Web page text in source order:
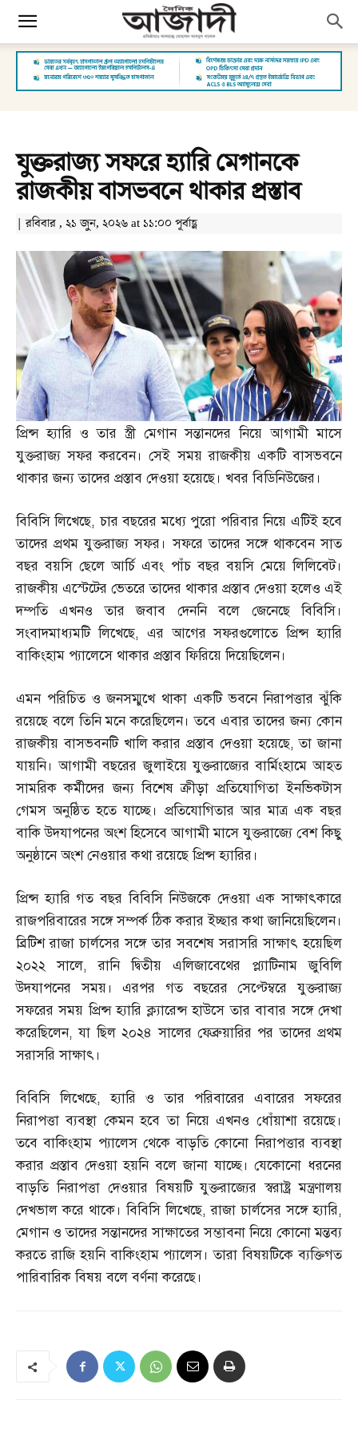
যুক্তরাজ্য সফরে হ্যারি মেগানকে
রাজকীয় বাসভবনে থাকার প্রস্তাব
| রবিবার , ২১ জুন, ২০২৬ at ১১:০০ পূর্বাহ্ণ
প্রিন্স হ্যারি ও তার স্ত্রী মেগান সন্তানদের নিয়ে আগামী মাসে
যুক্তরাজ্য সফর করবেন। সেই সময় রাজকীয় একটি বাসভবনে
থাকার জন্য তাদের প্রস্তাব দেওয়া হয়েছে। খবর বিডিনিউজের।
বিবিসি লিখেছে,চার বছরের মধ্যে পুরো পরিবার নিয়ে এটিই হবে
তাদের প্রথম যুক্তরাজ্য সফর। সফরে তাদের সঙ্গে থাকবেন সাত
বছর বয়সি ছেলে আর্চি এবং পাঁচ বছর বয়সি মেয়ে লিলিবেট।
রাজকীয় এস্টেটের ভেতরে তাদের থাকার প্রস্তাব দেওয়া হলেও এই
দম্পতি এখনও তার জবাব দেননি বলে জেনেছে বিবিসি।
সংবাদমাধ্যমটি লিখেছে, এর আগের সফরগুলোতে প্রিন্স হ্যারি
বাকিংহাম প্যালেসে থাকার প্রস্তাব ফিরিয়ে দিয়েছিলেন।
এমন পরিচিত ও জনসম্মুখে থাকা একটি ভবনে নিরাপত্তার ঝুঁকি
রয়েছে বলে তিনি মনে করেছিলেন। তবে এবার তাদের জন্য কোন
রাজকীয় বাসভবনটি খালি করার প্রস্তাব দেওয়া হয়েছে,তা জানা
যায়নি। আগামী বছরের জুলাইয়ে যুক্তরাজ্যের বার্মিংহামে আহত
সামরিক কর্মীদের জন্য বিশেষ ক্রীড়া প্রতিযোগিতা ইনভিকটাস
গেমস অনুষ্ঠিত হতে যাচ্ছে। প্রতিযোগিতার আর মাত্র এক বছর
বাকি উদযাপনের অংশ হিসেবে আগামী মাসে যুক্তরাজ্যে বেশ কিছু
অনুষ্ঠানে অংশ নেওয়ার কথা রয়েছে প্রিন্স হ্যারির।
প্রিন্স হ্যারি গত বছর বিবিসি নিউজকে দেওয়া এক সাক্ষাৎকারে
রাজপরিবারের সঙ্গে সম্পর্ক ঠিক করার ইচ্ছার কথা জানিয়েছিলেন।
ব্রিটিশ রাজা চার্লসের সঙ্গে তার সবশেষ সরাসরি সাক্ষাৎ হয়েছিল
২০২২ সালে,রানি দ্বিতীয় এলিজাবেথের প্ল্যাটিনাম জুবিলি
উদযাপনের সময়। এরপর গত বছরের সেপ্টেম্বরে যুক্তরাজ্য
সফরের সময় প্রিন্স হ্যারি ক্ল্যারেন্স হাউসে তার বাবার সঙ্গে দেখা
করেছিলেন,যা ছিল ২০২৪ সালের ফেব্রুয়ারির পর তাদের প্রথম
সরাসরি সাক্ষাৎ।
বিবিসি লিখেছে,হ্যারি ও তার পরিবারের এবারের সফরের
নিরাপত্তা ব্যবস্থা কেমন হবে তা নিয়ে এখনও ধোঁয়াশা রয়েছে।
তবে বাকিংহাম প্যালেস থেকে বাড়তি কোনো নিরাপত্তার ব্যবস্থা
করার প্রস্তাব দেওয়া হয়নি বলে জানা যাচ্ছে। যেকোনো ধরনের
বাড়তি নিরাপত্তা দেওয়ার বিষয়টি যুক্তরাজ্যের স্বরাষ্ট্র মন্ত্রণালয়
দেখভাল করে থাকে। বিবিসি লিখেছে,রাজা চার্লসের সঙ্গে হ্যারি,
মেগান ও তাদের সন্তানদের সাক্ষাতের সম্ভাবনা নিয়ে কোনো মন্তব্য
করতে রাজি হয়নি বাকিংহাম প্যালেস। তারা বিষয়টিকে ব্যক্তিগত
পারিবারিক বিষয় বলে বর্ণনা করেছে।